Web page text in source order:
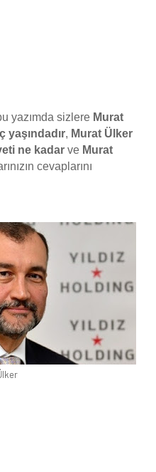
yazımda sizlere Murat
yaşındadır, Murat Ülker
ne kadar ve Murat
cevaplarını